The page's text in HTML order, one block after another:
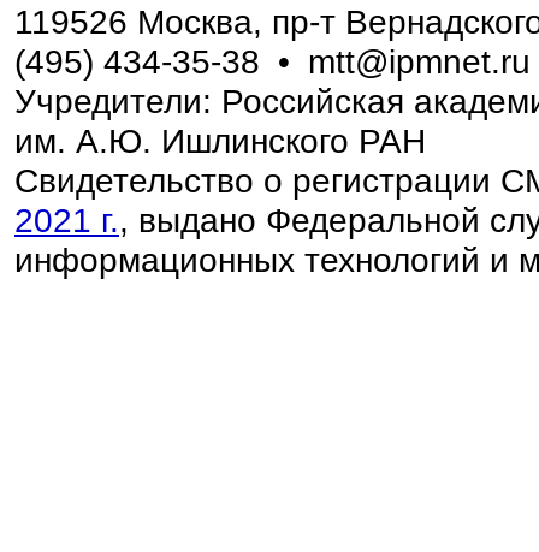
119526 Москва, пр-т
(495) 434-35-38 • mtt@ipmnet.ru
Учредители: Российская
им. А.Ю. Ишлинского РАН
Свидетельство о регистрации
2021 г., выдано Федеральной
информационных технологий и